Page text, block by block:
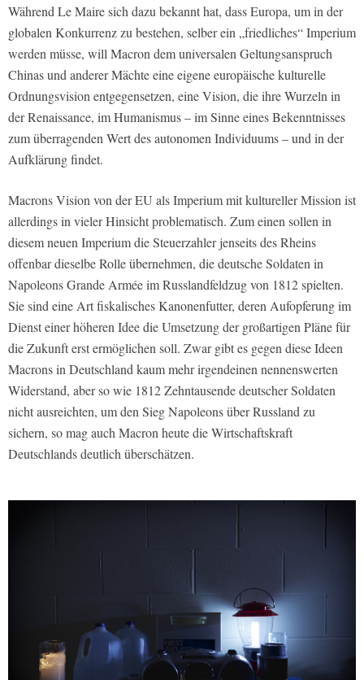
Während Le Maire sich dazu bekannt hat, dass Europa, um in der
globalen Konkurrenz zu bestehen, selber ein „friedliches“ Imperium
werden müsse, will Macron dem universalen Geltungsanspruch
Chinas und anderer Mächte eine eigene europäische kulturelle
Ordnungsvision entgegensetzen, eine Vision, die ihre Wurzeln in
der Renaissance, im Humanismus – im Sinne eines Bekenntnisses
zum überragenden Wert des autonomen Individuums – und in der
Aufklärung findet.
Macrons Vision von der EU als Imperium mit kultureller Mission ist
allerdings in vieler Hinsicht problematisch. Zum einen sollen in
diesem neuen Imperium die Steuerzahler jenseits des Rheins
offenbar dieselbe Rolle übernehmen, die deutsche Soldaten in
Napoleons Grande Armée im Russlandfeldzug von 1812 spielten.
Sie sind eine Art fiskalisches Kanonenfutter, deren Aufopferung im
Dienst einer höheren Idee die Umsetzung der großartigen Pläne für
die Zukunft erst ermöglichen soll. Zwar gibt es gegen diese Ideen
Macrons in Deutschland kaum mehr irgendeinen nennenswerten
Widerstand, aber so wie 1812 Zehntausende deutscher Soldaten
nicht ausreichten, um den Sieg Napoleons über Russland zu
sichern, so mag auch Macron heute die Wirtschaftskraft
Deutschlands deutlich überschätzen.